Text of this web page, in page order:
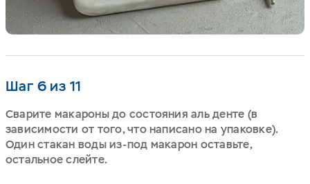
Шаг 6 из 11
Сварите макароны до состояния аль денте (в
зависимости от того, что написано на упаковке).
Один стакан воды из-под макарон оставьте,
остальное слейте.